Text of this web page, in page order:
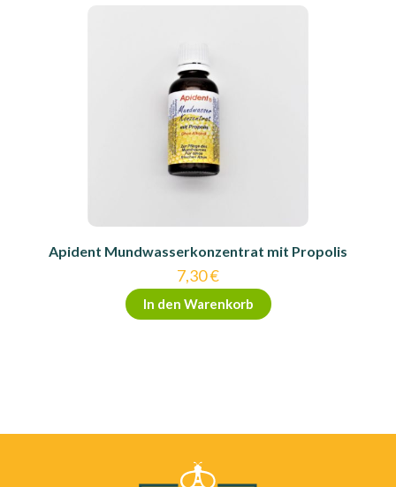
Apident Mundwasserkonzentrat mit Propolis
7,30€
In den Warenkorb